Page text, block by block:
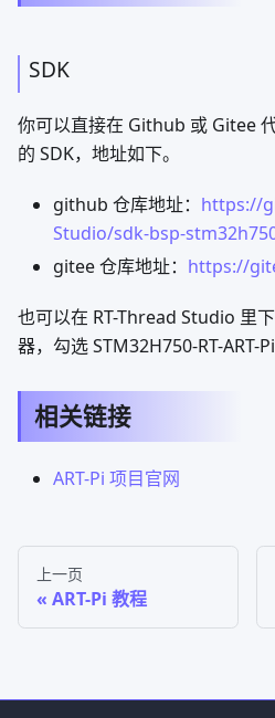
SDK
你可以直接在 Github 或 Gitee
的 SDK，地址如下。
github 仓库地址： https://
Studio/sdk-bsp-
gitee 仓库地址： https://
也可以在 RT-Thread Studio 里
器，勾选 STM32H750-RT-ART-
相关链接
ART-Pi 项目官网
上一页
ART-Pi 教程